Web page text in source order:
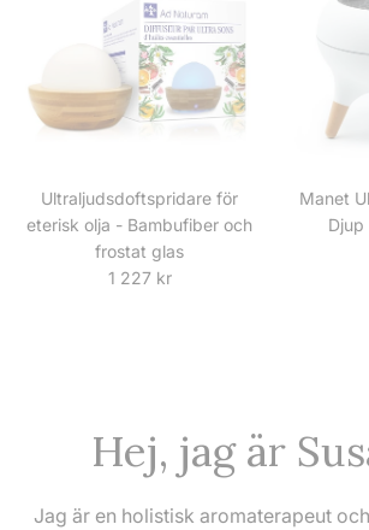
Ultraljudsdoftspridare för
eterisk olja - Bambufiber och
frostat glas
Ordinarie pris
1 227 kr
Manet
Hej, jag är
Jag är en holistisk aromaterapeut